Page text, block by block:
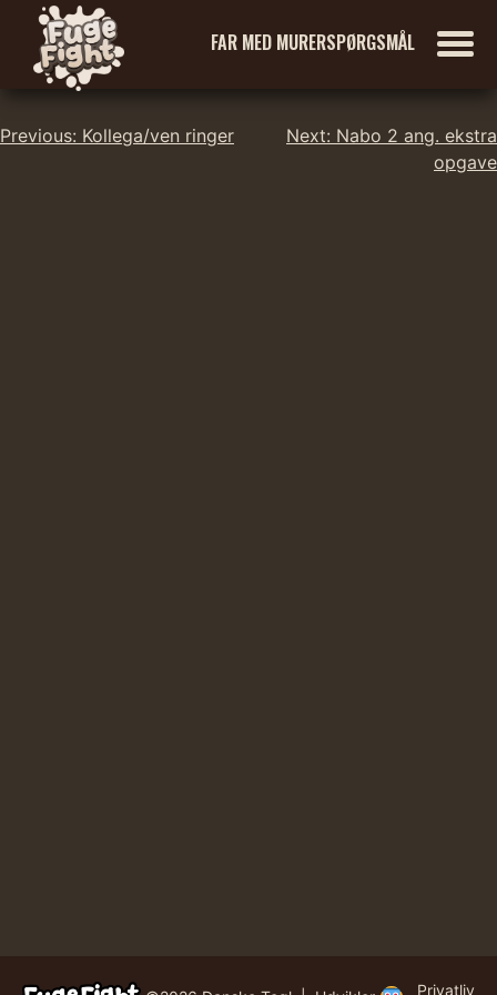
Skip
FAR MED MURERSPØRGSMÅL
Indlægsnavigation
Previous: Kollega/ven ringer Next: Nabo 2 ang. ekstra
opgave
Privatliv